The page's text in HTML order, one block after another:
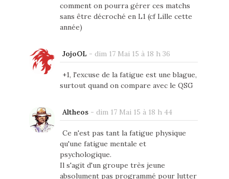
comment on pourra gérer ces matchs
sans être décroché en L1 (cf Lille cette
année)
JojoOL - dim 17 Mai 15 à 18 h 36
+1, l'excuse de la fatigue est une blague,
surtout quand on compare avec le QSG
Altheos- dim 17 Mai 15 à 18 h 44
Ce n'est pas tant la fatigue physique
qu'une fatigue mentale et
psychologique.
Il s'agit d'un groupe très jeune
absolument pas programmé pour lutter